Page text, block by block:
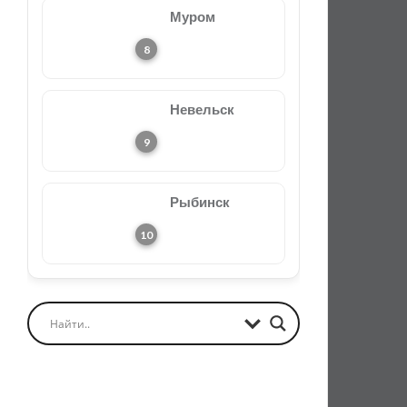
Муром
Невельск
Рыбинск